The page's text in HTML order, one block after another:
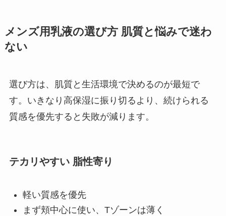
メンズ用乳液の選び方 肌質と悩みで迷わ
ない
選び方は、肌質と生活環境で決めるのが最短で
す。いきなり高保湿に振り切るより、続けられる
質感を優先すると失敗が減ります。
テカリやすい 脂性寄り
軽い質感を優先
まず頬中心に使い、Tゾーンは薄く